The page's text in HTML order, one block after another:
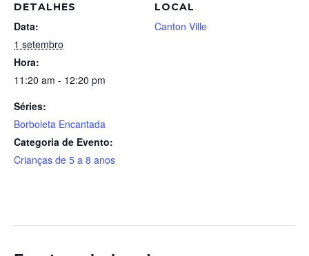
DETALHES
Data:
1 setembro
Hora:
11:20 am - 12:20 pm
Séries:
Borboleta Encantada
Categoria de Evento:
Crianças de 5 a 8 anos
LOCAL
Canton Ville